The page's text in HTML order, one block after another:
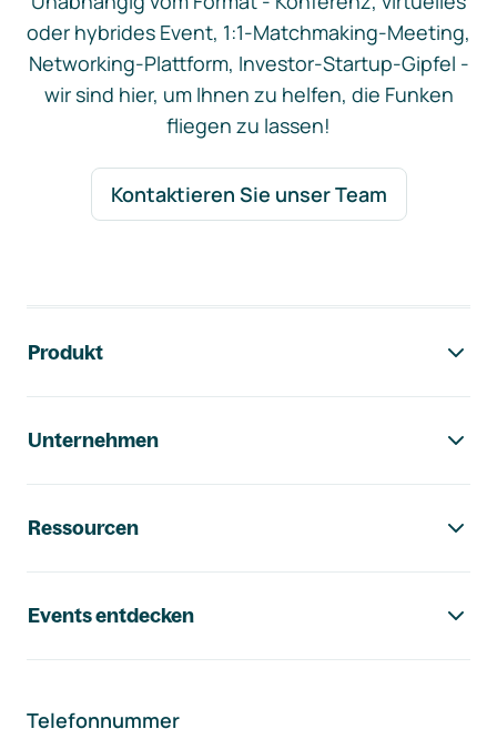
oder hybrides Event, 1:1-Matchmaking-Meeting,
Networking-Plattform, Investor-Startup-Gipfel -
wir sind hier, um Ihnen zu helfen, die Funken
fliegen zu lassen!
Kontaktieren Sie unser Team
Produkt
Unternehmen
Ressourcen
Events entdecken
Telefonnummer